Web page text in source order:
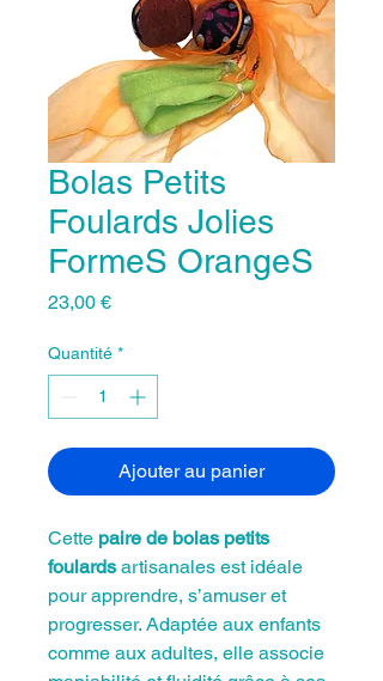
Bolas Petits
Foulards Jolies
FormeS OrangeS
23,00 €Prix
Quantité *
Ajouter au panier
Cette paire de bolas petits
foulards artisanales est idéale
pour apprendre, s’amuser et
progresser. Adaptée aux enfants
comme aux adultes, elle associe